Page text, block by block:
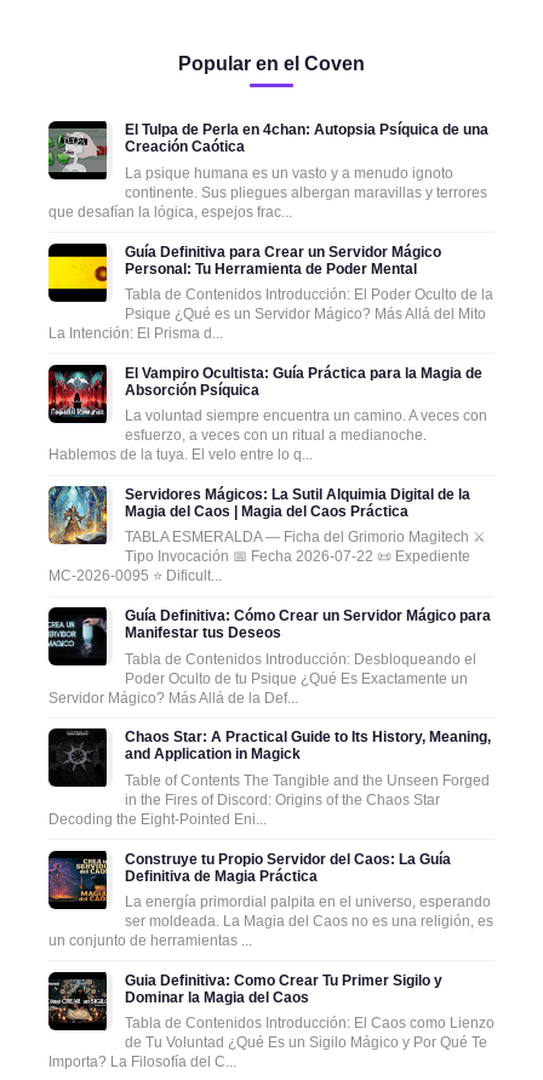
Popular en el Coven
El Tulpa de Perla en 4chan: Autopsia Psíquica de una
Creación Caótica
La psique humana es un vasto y a menudo ignoto
continente. Sus pliegues albergan maravillas y terrores
que desafían la lógica, espejos frac...
Guía Definitiva para Crear un Servidor Mágico
Personal: Tu Herramienta de Poder Mental
Tabla de Contenidos Introducción: El Poder Oculto de la
Psique ¿Qué es un Servidor Mágico? Más Allá del Mito
La Intención: El Prisma d...
El Vampiro Ocultista: Guía Práctica para la Magia de
Absorción Psíquica
La voluntad siempre encuentra un camino. A veces con
esfuerzo, a veces con un ritual a medianoche.
Hablemos de la tuya. El velo entre lo q...
Servidores Mágicos: La Sutil Alquimia Digital de la
Magia del Caos | Magia del Caos Práctica
TABLA ESMERALDA — Ficha del Grimorio Magitech ⚔️
Tipo Invocación 📅 Fecha 2026-07-22 📜 Expediente
MC-2026-0095 ⭐ Dificult...
Guía Definitiva: Cómo Crear un Servidor Mágico para
Manifestar tus Deseos
Tabla de Contenidos Introducción: Desbloqueando el
Poder Oculto de tu Psique ¿Qué Es Exactamente un
Servidor Mágico? Más Allá de la Def...
Chaos Star: A Practical Guide to Its History, Meaning,
and Application in Magick
Table of Contents The Tangible and the Unseen Forged
in the Fires of Discord: Origins of the Chaos Star
Decoding the Eight-Pointed Eni...
Construye tu Propio Servidor del Caos: La Guía
Definitiva de Magia Práctica
La energía primordial palpita en el universo, esperando
ser moldeada. La Magia del Caos no es una religión, es
un conjunto de herramientas ...
Guia Definitiva: Como Crear Tu Primer Sigilo y
Dominar la Magia del Caos
Tabla de Contenidos Introducción: El Caos como Lienzo
de Tu Voluntad ¿Qué Es un Sigilo Mágico y Por Qué Te
Importa? La Filosofía del C...